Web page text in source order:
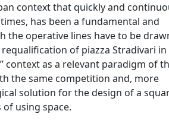
context that quickly and
has been a fundamental and
the operative lines have to be
of piazza Stradivari in
context as a relevant paradigm of
the same competition and, more
solution for the design of a
using space.